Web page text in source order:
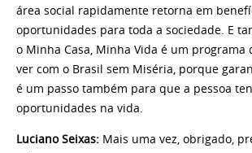
área social rapidamente retorna em
oportunidades para toda a sociedade. E
o Minha Casa, Minha Vida é um programa
ver com o Brasil sem Miséria, porque
é um passo também para que a pessoa
oportunidades na vida.
Luciano Seixas: Mais uma vez, obrigado,